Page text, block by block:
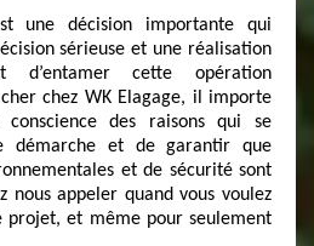
une décision importante qui
sérieuse et une réalisation
d’entamer cette opération
cher chez WK Elagage, il importe
conscience des raisons qui se
démarche et de garantir que
et de sécurité sont
nous appeler quand vous voulez
projet, et même pour seulement